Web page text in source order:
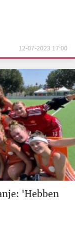
12-07-2023 17:00
'Hebben